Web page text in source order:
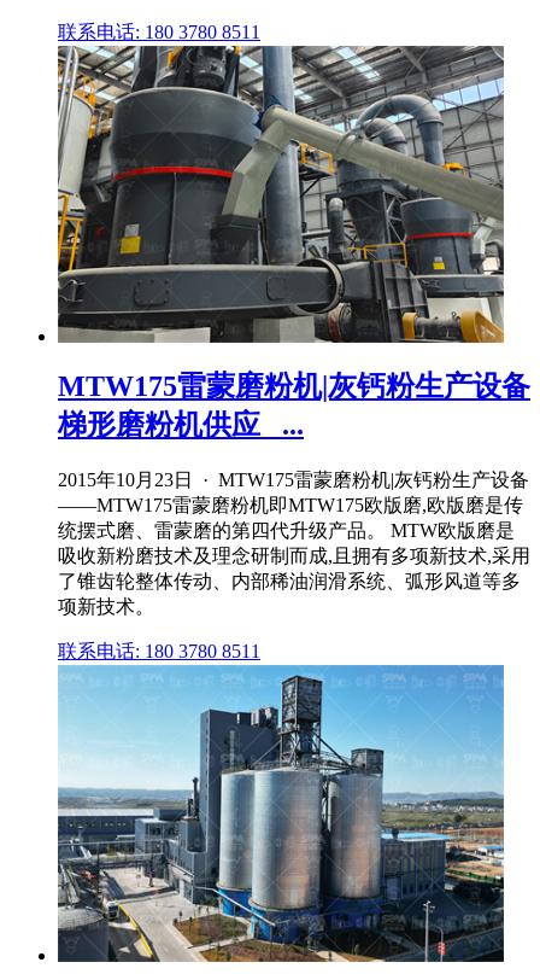
联系电话: 180 3780 8511
MTW175雷蒙磨粉机|灰钙粉生产设备
梯形磨粉机供应_ ...
2015年10月23日 · MTW175雷蒙磨粉机|灰钙粉生产设备
——MTW175雷蒙磨粉机即MTW175欧版磨,欧版磨是传
统摆式磨、雷蒙磨的第四代升级产品。 MTW欧版磨是
吸收新粉磨技术及理念研制而成,且拥有多项新技术,采用
了锥齿轮整体传动、内部稀油润滑系统、弧形风道等多
项新技术。
联系电话: 180 3780 8511